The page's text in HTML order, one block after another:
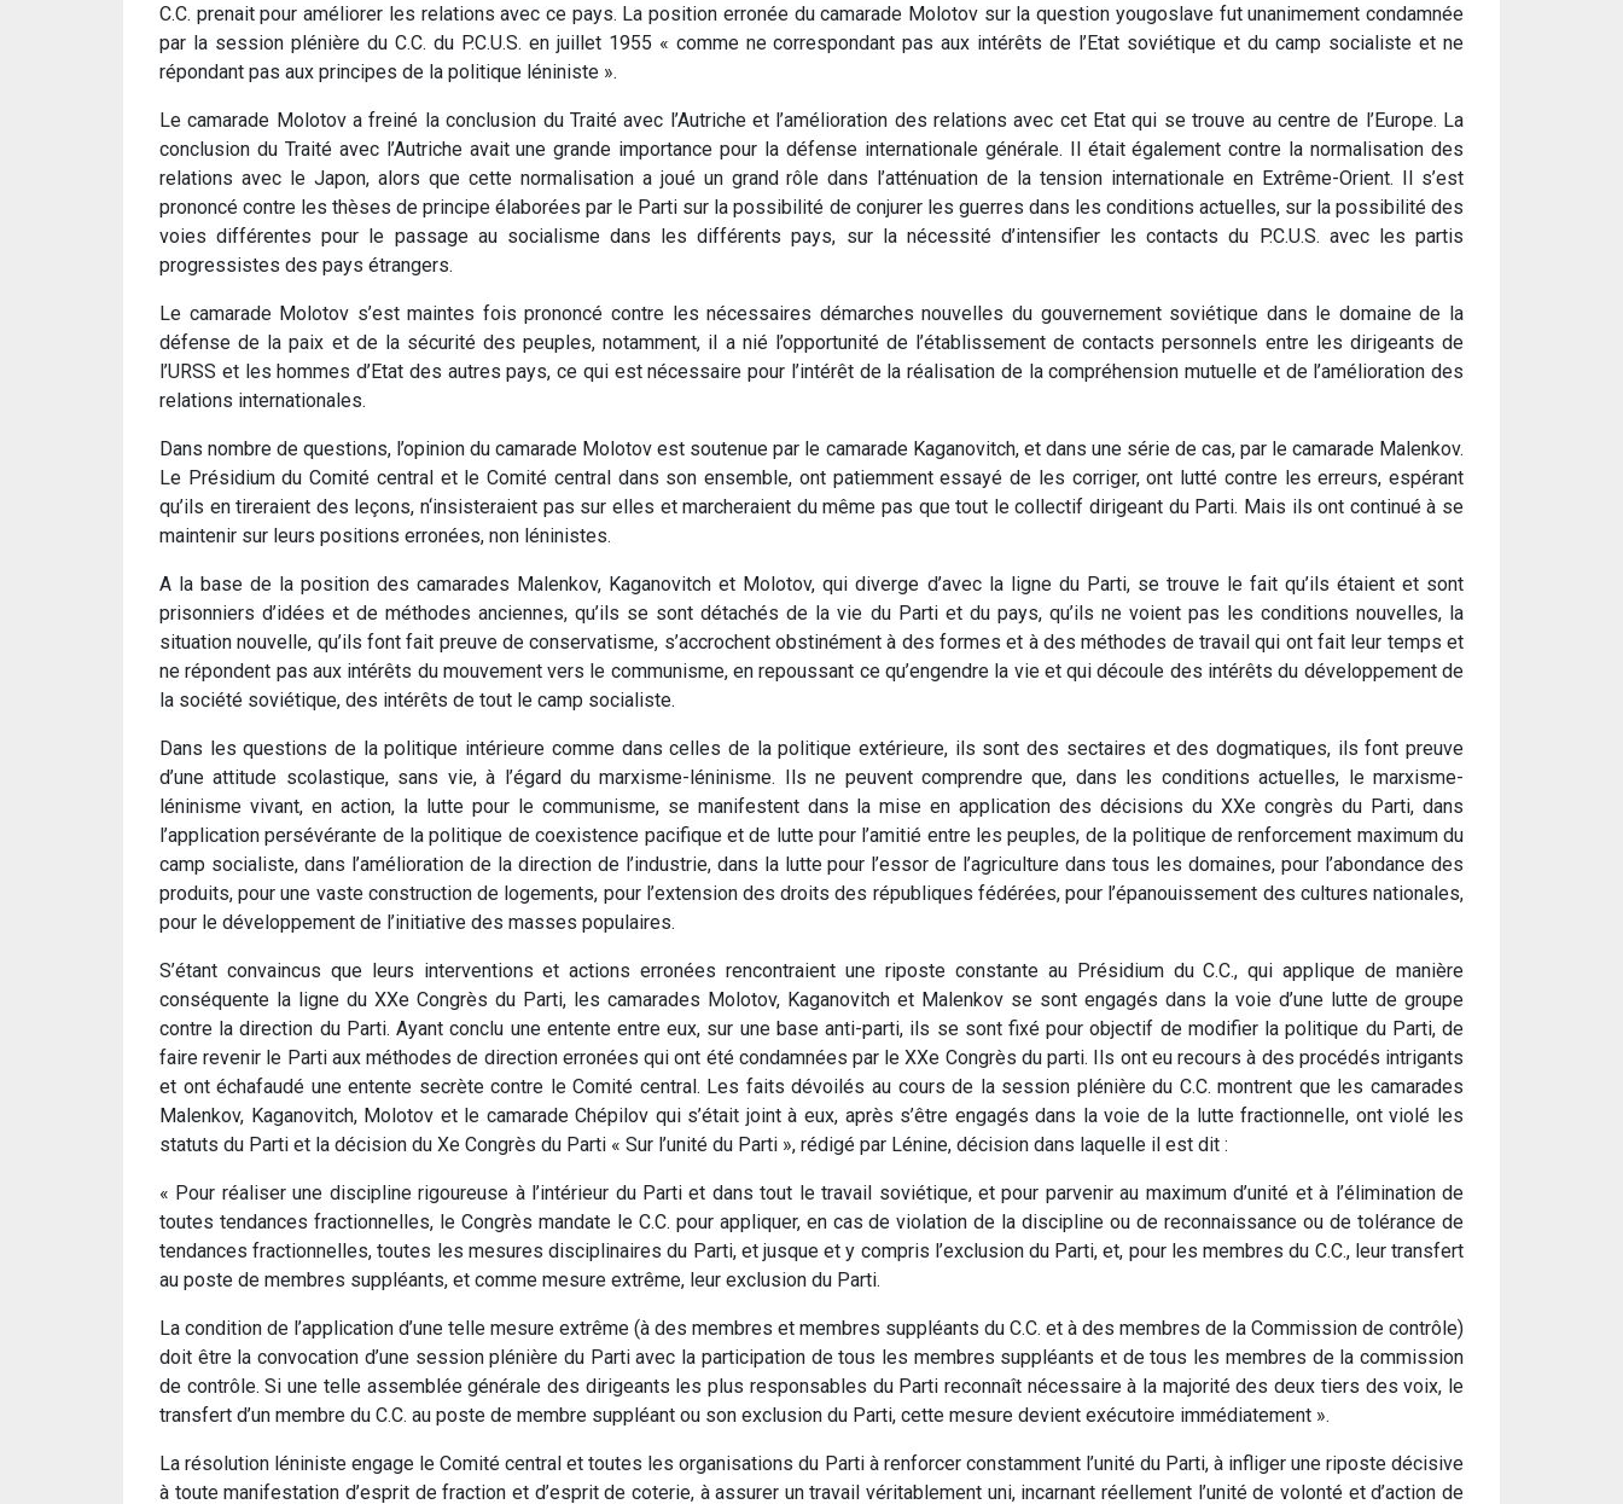
C.C. prenait pour améliorer les relations avec ce pays. La position erronée du camarade Molotov sur la question yougoslave fut unanimement condamnée
par la session plénière du C.C. du P.C.U.S. en juillet 1955 « comme ne correspondant pas aux intérêts de l’Etat soviétique et du camp socialiste et ne
répondant pas aux principes de la politique léniniste ».
Le camarade Molotov a freiné la conclusion du Traité avec l’Autriche et l’amélioration des relations avec cet Etat qui se trouve au centre de l’Europe. La
conclusion du Traité avec l’Autriche avait une grande importance pour la défense internationale générale. Il était également contre la normalisation des
relations avec le Japon, alors que cette normalisation a joué un grand rôle dans l’atténuation de la tension internationale en Extrême-Orient. Il s’est
prononcé contre les thèses de principe élaborées par le Parti sur la possibilité de conjurer les guerres dans les conditions actuelles, sur la possibilité des
voies différentes pour le passage au socialisme dans les différents pays, sur la nécessité d’intensifier les contacts du P.C.U.S. avec les partis
progressistes des pays étrangers.
Le camarade Molotov s’est maintes fois prononcé contre les nécessaires démarches nouvelles du gouvernement soviétique dans le domaine de la
défense de la paix et de la sécurité des peuples, notamment, il a nié l’opportunité de l’établissement de contacts personnels entre les dirigeants de
l’URSS et les hommes d’Etat des autres pays, ce qui est nécessaire pour l’intérêt de la réalisation de la compréhension mutuelle et de l’amélioration des
relations internationales.
Dans nombre de questions, l’opinion du camarade Molotov est soutenue par le camarade Kaganovitch, et dans une série de cas, par le camarade Malenkov.
Le Présidium du Comité central et le Comité central dans son ensemble, ont patiemment essayé de les corriger, ont lutté contre les erreurs, espérant
qu’ils en tireraient des leçons, n‘insisteraient pas sur elles et marcheraient du même pas que tout le collectif dirigeant du Parti. Mais ils ont continué à se
maintenir sur leurs positions erronées, non léninistes.
A la base de la position des camarades Malenkov, Kaganovitch et Molotov, qui diverge d’avec la ligne du Parti, se trouve le fait qu’ils étaient et sont
prisonniers d’idées et de méthodes anciennes, qu’ils se sont détachés de la vie du Parti et du pays, qu’ils ne voient pas les conditions nouvelles, la
situation nouvelle, qu’ils font fait preuve de conservatisme, s’accrochent obstinément à des formes et à des méthodes de travail qui ont fait leur temps et
ne répondent pas aux intérêts du mouvement vers le communisme, en repoussant ce qu’engendre la vie et qui découle des intérêts du développement de
la société soviétique, des intérêts de tout le camp socialiste.
Dans les questions de la politique intérieure comme dans celles de la politique extérieure, ils sont des sectaires et des dogmatiques, ils font preuve
d’une attitude scolastique, sans vie, à l’égard du marxisme-léninisme. Ils ne peuvent comprendre que, dans les conditions actuelles, le marxisme-
léninisme vivant, en action, la lutte pour le communisme, se manifestent dans la mise en application des décisions du XXe congrès du Parti, dans
l’application persévérante de la politique de coexistence pacifique et de lutte pour l’amitié entre les peuples, de la politique de renforcement maximum du
camp socialiste, dans l’amélioration de la direction de l’industrie, dans la lutte pour l’essor de l’agriculture dans tous les domaines, pour l’abondance des
produits, pour une vaste construction de logements, pour l’extension des droits des républiques fédérées, pour l’épanouissement des cultures nationales,
pour le développement de l’initiative des masses populaires.
S’étant convaincus que leurs interventions et actions erronées rencontraient une riposte constante au Présidium du C.C., qui applique de manière
conséquente la ligne du XXe Congrès du Parti, les camarades Molotov, Kaganovitch et Malenkov se sont engagés dans la voie d’une lutte de groupe
contre la direction du Parti. Ayant conclu une entente entre eux, sur une base anti-parti, ils se sont fixé pour objectif de modifier la politique du Parti, de
faire revenir le Parti aux méthodes de direction erronées qui ont été condamnées par le XXe Congrès du parti. Ils ont eu recours à des procédés intrigants
et ont échafaudé une entente secrète contre le Comité central. Les faits dévoilés au cours de la session plénière du C.C. montrent que les camarades
Malenkov, Kaganovitch, Molotov et le camarade Chépilov qui s’était joint à eux, après s’être engagés dans la voie de la lutte fractionnelle, ont violé les
statuts du Parti et la décision du Xe Congrès du Parti « Sur l’unité du Parti », rédigé par Lénine, décision dans laquelle il est dit :
« Pour réaliser une discipline rigoureuse à l’intérieur du Parti et dans tout le travail soviétique, et pour parvenir au maximum d’unité et à l’élimination de
toutes tendances fractionnelles, le Congrès mandate le C.C. pour appliquer, en cas de violation de la discipline ou de reconnaissance ou de tolérance de
tendances fractionnelles, toutes les mesures disciplinaires du Parti, et jusque et y compris l’exclusion du Parti, et, pour les membres du C.C., leur transfert
au poste de membres suppléants, et comme mesure extrême, leur exclusion du Parti.
La condition de l’application d’une telle mesure extrême (à des membres et membres suppléants du C.C. et à des membres de la Commission de contrôle)
doit être la convocation d’une session plénière du Parti avec la participation de tous les membres suppléants et de tous les membres de la commission
de contrôle. Si une telle assemblée générale des dirigeants les plus responsables du Parti reconnaît nécessaire à la majorité des deux tiers des voix, le
transfert d’un membre du C.C. au poste de membre suppléant ou son exclusion du Parti, cette mesure devient exécutoire immédiatement ».
La résolution léniniste engage le Comité central et toutes les organisations du Parti à renforcer constamment l’unité du Parti, à infliger une riposte décisive
à toute manifestation d’esprit de fraction et d’esprit de coterie, à assurer un travail véritablement uni, incarnant réellement l’unité de volonté et d’action de